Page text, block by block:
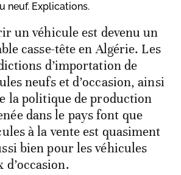
neuf. Explications.
un véhicule est devenu un
casse-tête en Algérie. Les
d’importation de
neufs et d’occasion, ainsi
la politique de production
dans le pays font que
à la vente est quasiment
bien pour les véhicules
d’occasion.